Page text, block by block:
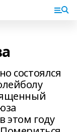
состоялся
этом году